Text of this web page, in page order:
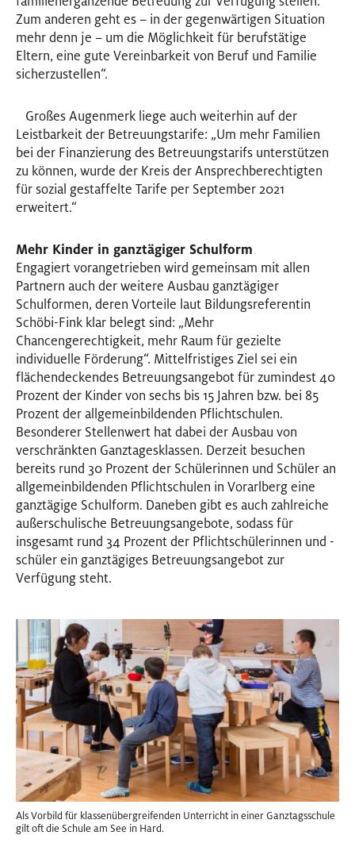
Zum anderen geht es – in der gegenwärtigen Situation
mehr denn je – um die Möglichkeit für berufstätige
Eltern, eine gute Vereinbarkeit von Beruf und Familie
sicherzustellen“.
Großes Augenmerk liege auch weiterhin auf der
Leistbarkeit der Betreuungstarife: „Um mehr Familien
bei der Finanzierung des Betreuungstarifs unterstützen
zu können, wurde der Kreis der Ansprechberechtigten
für sozial gestaffelte Tarife per September 2021
erweitert.“
Mehr Kinder in ganztägiger Schulform
Engagiert vorangetrieben wird gemeinsam mit allen
Partnern auch der weitere Ausbau ganztägiger
Schulformen, deren Vorteile laut Bildungsreferentin
Schöbi-Fink klar belegt sind: „Mehr
Chancengerechtigkeit, mehr Raum für gezielte
individuelle Förderung“. Mittelfristiges Ziel sei ein
flächendeckendes Betreuungsangebot für zumindest 40
Prozent der Kinder von sechs bis 15 Jahren bzw. bei 85
Prozent der allgemeinbildenden Pflichtschulen.
Besonderer Stellenwert hat dabei der Ausbau von
verschränkten Ganztagesklassen. Derzeit besuchen
bereits rund 30 Prozent der Schülerinnen und Schüler an
allgemeinbildenden Pflichtschulen in Vorarlberg eine
ganztägige Schulform. Daneben gibt es auch zahlreiche
außerschulische Betreuungsangebote, sodass für
insgesamt rund 34 Prozent der Pflichtschülerinnen und -
schüler ein ganztägiges Betreuungsangebot zur
Verfügung steht.
Als Vorbild für klassenübergreifenden Unterricht in einer Ganztagsschule
gilt oft die Schule am See in Hard.